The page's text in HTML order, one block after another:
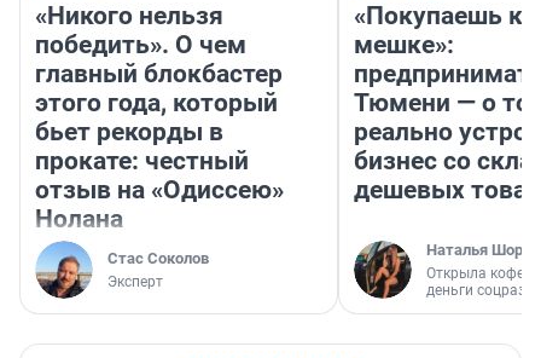
«Никого нельзя
победить». О чем
главный блокбастер
этого года, который
бьет рекорды в
прокате: честный
отзыв на «Одиссею»
Нолана
Стас Соколов
Эксперт
«Покупаешь
мешке»:
Тюмени — о
реально
бизнес со
дешевых
Наталья
Открыла
деньги